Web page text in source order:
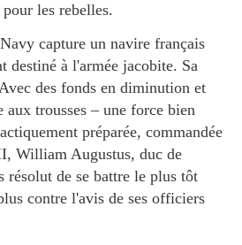
les rebelles.
capture un navire français
destiné à l'armée jacobite. Sa
des fonds en diminution et
aux trousses – une force bien
préparée, commandée
William Augustus, duc de
résolut de se battre le plus tôt
contre l'avis de ses officiers